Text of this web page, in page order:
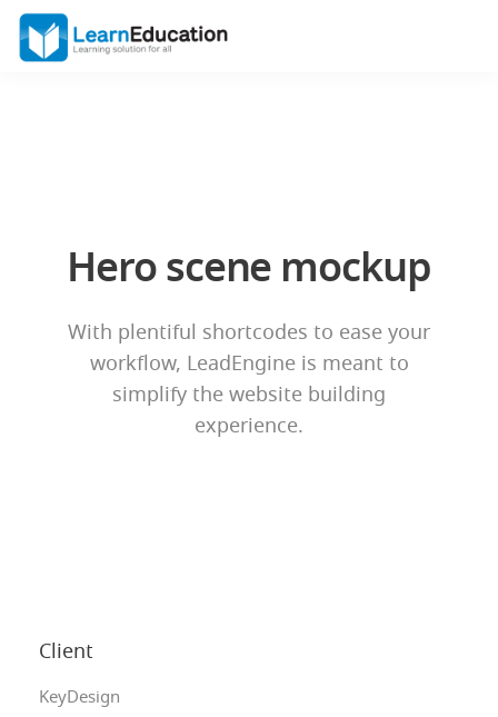
Hero scene mockup
With plentiful shortcodes to ease your
workflow, LeadEngineis meant to
simplify the website building
experience.
Client
KeyDesign